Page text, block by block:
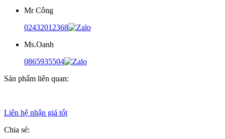
Mr Công
02432012368
Ms.Oanh
0865935504
Sản phẩm liên quan:
Liên hệ nhận giá tốt
Chia sẻ: